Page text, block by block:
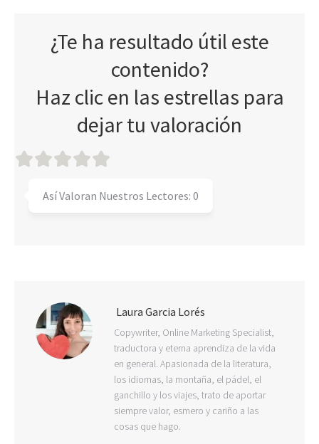
¿Te ha resultado útil este
contenido?
Haz clic en las estrellas para
dejar tu valoración
Así Valoran Nuestros Lectores: 0
Laura Garcia Lorés
Copywriter, Online Marketing Specialist,
traductora y eterna aprendiza de la vida
en general. Apasionada de la literatura,
los idiomas, la montaña, el pádel, el
ganchillo y los viajes, trato de aportar
siempre valor, esmero y cariño a las
cosas que hago.